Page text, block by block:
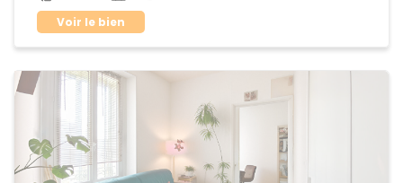
Voir le bien